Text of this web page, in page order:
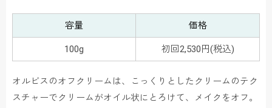
容量 価格
100g 初回2,530円(税込)
オルビスのオフクリームは、こっくりとしたクリームのテク
スチャーでクリームがオイル状にとろけて、メイクをオフ。